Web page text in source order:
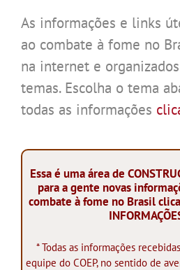
As informações e links
ao combate à fome no
na internet e
temas. Escolha o tema
todas as informações
Essa é uma área de
para a gente novas
combate à fome no Brasil
* Todas as informações
equipe do COEP, no sentido de